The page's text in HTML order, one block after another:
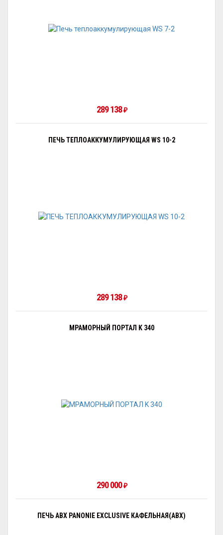
289 138 ₽
ПЕЧЬ ТЕПЛОАККУМУЛИРУЮЩАЯ WS 10-2
289 138 ₽
МРАМОРНЫЙ ПОРТАЛ K 340
290 000 ₽
ПЕЧЬ ABX PANONIE EXCLUSIVE КАФЕЛЬНАЯ(ABX)